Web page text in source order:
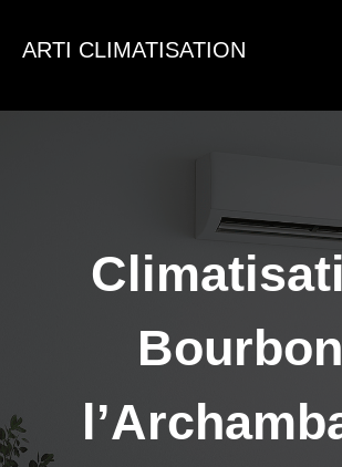
ARTI CLIMATISATION